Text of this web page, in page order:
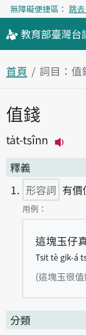
無障礙便捷區： 跳
教育部臺灣台
首頁 詞目：值
主內容區塊
值錢
ta̍t-tsînn
釋義
形容詞 有價
第1項釋義的
用例：
這塊玉仔
Tsit tè gi̍k-á
(這塊玉很
分類